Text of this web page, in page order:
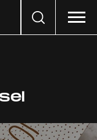
Search